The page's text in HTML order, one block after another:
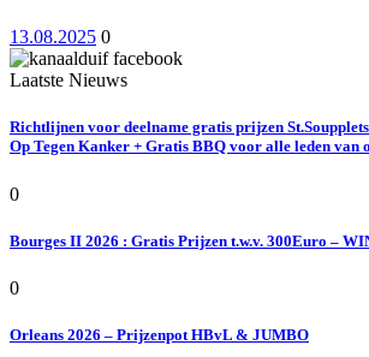
13.08.2025 0
Laatste Nieuws
Richtlijnen voor deelname gratis prijzen
Op Tegen Kanker + Gratis BBQ voor alle leden van
0
Bourges II 2026 : Gratis Prijzen t.w.v. 300Euro –
0
Orleans 2026 – Prijzenpot HBvL & JUMBO